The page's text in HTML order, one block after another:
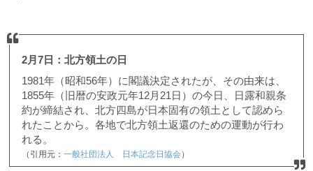
2月7日：北方領土の日
1981年（昭和56年）に閣議決定されたが、その由来は、
1855年（旧暦の安政元年12月21日）の今日、日露和親条
約が締結され、北方四島が日本固有の領土として認めら
れたことから。各地で北方領土返還のための運動が行わ
れる。
（引用元： 一般社団法人 日本記念日協会）